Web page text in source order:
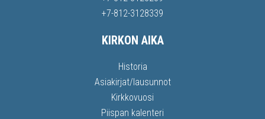
+7-812-3128339
KIRKON AIKA
Historia
Asiakirjat/lausunnot
Kirkkovuosi
Piispan kalenteri